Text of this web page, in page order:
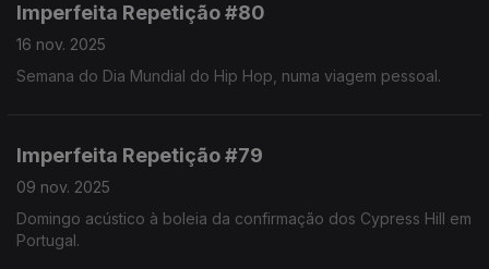
Imperfeita Repetição #80
16 nov. 2025
Semana do Dia Mundial do Hip Hop, numa viagem pessoal.
Imperfeita Repetição #79
09 nov. 2025
Domingo acústico à boleia da confirmação dos Cypress Hill em
Portugal.